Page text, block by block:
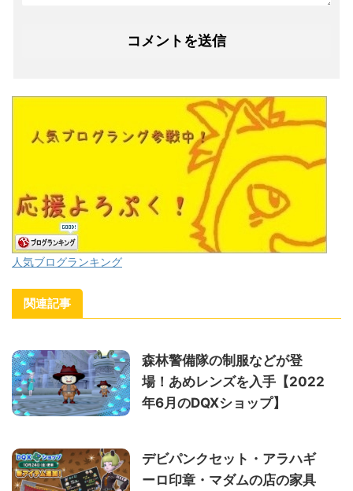
人気ブログランキング
関連記事
森林警備隊の制服などが登
場！あめレンズを入手【2022
年6月のDQXショップ】
デビパンクセット・アラハギ
ーロ印章・マダムの店の家具